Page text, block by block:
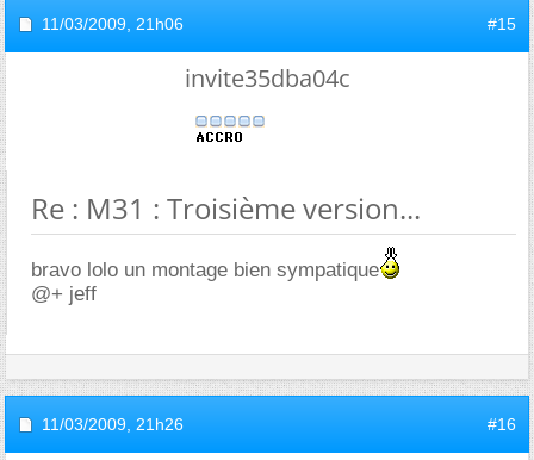
11/03/2009, 21h06 #15
invite35dba04c
Re : M31 : Troisième version...
bravo lolo un montage bien sympatique
@+ jeff
11/03/2009, 21h26 #16